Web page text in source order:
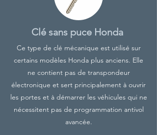
Clé sans puce Honda
Ce type de clé mécanique est utilisé sur
certains modèles Honda plus anciens. Elle
ne contient pas de transpondeur
électronique et sert principalement à ouvrir
les portes et à démarrer les véhicules qui ne
nécessitent pas de programmation antivol
avancée.